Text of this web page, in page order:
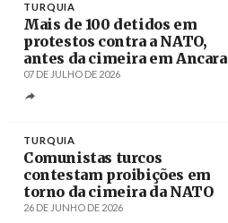
TURQUIA
Mais de 100 detidos em
protestos contra a NATO,
antes da cimeira em Ancara
07 DE JULHO DE 2026
TURQUIA
Comunistas turcos
contestam proibições em
torno da cimeira da NATO
26 DE JUNHO DE 2026